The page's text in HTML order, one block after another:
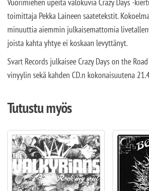
Vuorimiehen upeita valokuvia Crazy Days -
toimittaja Pekka Laineen saatetekstit.
minuuttia aiemmin julkaisemattomia
joista kahta yhtye ei koskaan levyttänyt.
Svart Records julkaisee Crazy Days on the
vinyylin sekä kahden CD.n kokonaisuutena
Tutustu myös